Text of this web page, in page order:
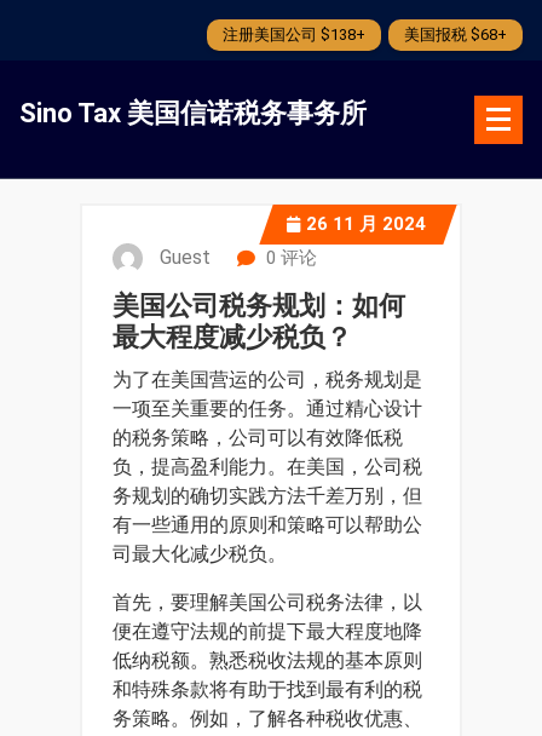
注册美国公司 $138+ 美国报税 $68+
Sino Tax 美国信诺税务事务所
26 11 月 2024
Guest 0 评论
美国公司税务规划：如何
最大程度减少税负？
为了在美国营运的公司，税务规划是
一项至关重要的任务。通过精心设计
的税务策略，公司可以有效降低税
负，提高盈利能力。在美国，公司税
务规划的确切实践方法千差万别，但
有一些通用的原则和策略可以帮助公
司最大化减少税负。
首先，要理解美国公司税务法律，以
便在遵守法规的前提下最大程度地降
低纳税额。熟悉税收法规的基本原则
和特殊条款将有助于找到最有利的税
务策略。例如，了解各种税收优惠、